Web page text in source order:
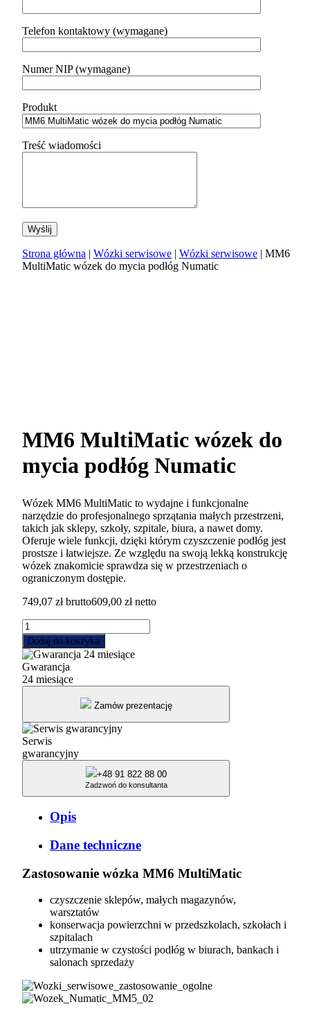
Telefon kontaktowy (wymagane)
Numer NIP (wymagane)
Produkt
Treść wiadomości
Strona główna | Wózki serwisowe | Wózki serwisowe | MM6
MultiMatic wózek do mycia podłóg Numatic
MM6 MultiMatic wózek do
mycia podłóg Numatic
Wózek MM6 MultiMatic to wydajne i funkcjonalne
narzędzie do profesjonalnego sprzątania małych przestrzeni,
takich jak sklepy, szkoły, szpitale, biura, a nawet domy.
Oferuje wiele funkcji, dzięki którym czyszczenie podłóg jest
prostsze i łatwiejsze. Ze względu na swoją lekką konstrukcję
wózek znakomicie sprawdza się w przestrzeniach o
ograniczonym dostępie.
749,07 zł brutto609,00 złnetto
ilość
MM6
MultiMatic
wózek
do
mycia
Dodaj do koszyka
Gwarancja
24 miesiące
Zamów prezentację
Serwis
gwarancyjny
+48 91 822 88 00
Zadzwoń do konsultanta
Opis
Dane techniczne
Zastosowanie wózka MM6 MultiMatic
czyszczenie sklepów, małych magazynów,
warsztatów
konserwacja powierzchni w przedszkolach, szkołach i
szpitalach
utrzymanie w czystości podłóg w biurach, bankach i
salonach sprzedaży